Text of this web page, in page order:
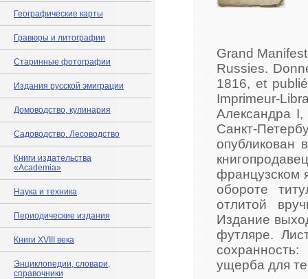
Географические карты
Гравюры и литографии
Старинные фотографии
Издания русской эмиграции
Домоводство, кулинария
Садоводство. Лесоводство
Книги издательства
«Academia»
Наука и техника
Периодические издания
Книги XVIII века
Энциклопедии, словари,
справочники
Grand
Russies.
1816, et
Imprimeur-
Александра
Санкт-
опубликован
французском
обороте
отлитой
Издание
футляре.
ущерба для